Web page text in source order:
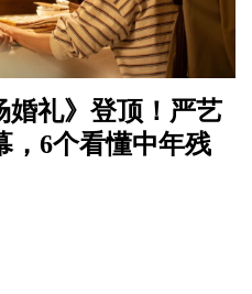
礼》登顶！严艺
，6个看懂中年残